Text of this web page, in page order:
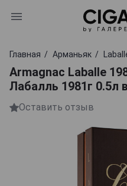
Главная Арманьяк
Armagnac Laballe
Лабалль 1981г 0.5л
Оставить отзыв